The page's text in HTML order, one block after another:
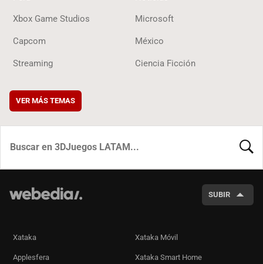
Xbox Game Studios Microsoft
Capcom México
Streaming Ciencia Ficción
VER MÁS TEMAS
SUBIR
Xataka Xataka Móvil
Applesfera Xataka Smart Home